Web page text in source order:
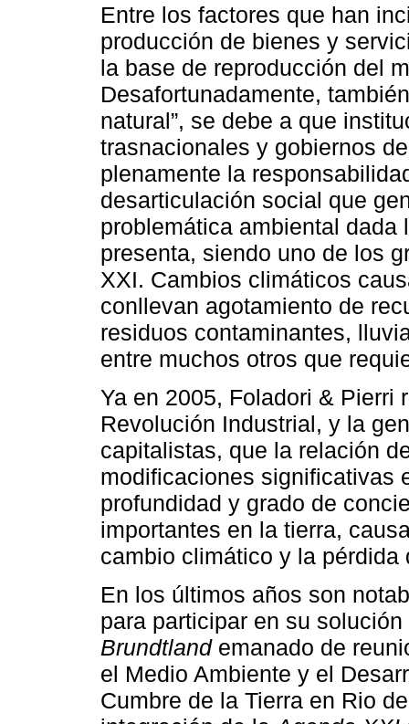
Entre los factores que han
producción de bienes y
la base de reproducción del
Desafortunadamente,
natural”, se debe a que
trasnacionales y gobiernos
plenamente la
desarticulación social que
problemática ambiental
presenta, siendo uno de los
XXI. Cambios climáticos
conllevan agotamiento de
residuos contaminantes,
entre muchos otros que
Ya en 2005, Foladori & Pierri
Revolución Industrial, y la
capitalistas, que la relación
modificaciones significativas
profundidad y grado de
importantes en la tierra,
cambio climático y la
En los últimos años son
para participar en su
Brundtlandemanado de
el Medio Ambiente y el
Cumbre de la Tierra en Rio